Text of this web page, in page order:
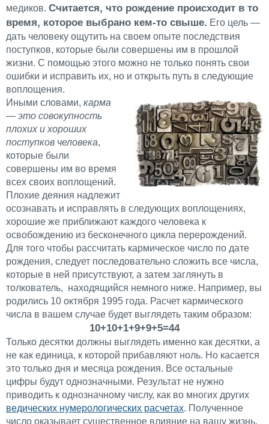
медиков. Считается, что рождение происходит в то
время, которое выбрано кем-то свыше. Его цель —
дать человеку ощутить на своем опыте последствия
поступков, которые были совершены им в прошлой
жизни. С помощью этого можно не только понять свои
ошибки и исправить их, но и открыть путь в следующие
воплощения.
Иными словами, карма
— это совокупность
плохих и хороших
поступков человека,
которые были
совершены им во время
всех своих воплощений.
Плохие деяния надлежит
осознавать и исправлять в следующих воплощениях,
хорошие же приближают каждого человека к
освобождению из бесконечного цикла перерождений.
Для того чтобы рассчитать кармическое число по дате
рождения, следует последовательно сложить все числа,
которые в ней присутствуют, а затем заглянуть в
толкователь, находящийся немного ниже. Например, вы
родились 10 октября 1995 года. Расчет кармического
числа в вашем случае будет выглядеть таким образом:
10+10+1+9+9+5=44
Только десятки должны выглядеть именно как десятки, а
не как единица, к которой прибавляют ноль. Но касается
это только дня и месяца рождения. Все остальные
цифры будут однозначными. Результат не нужно
приводить к однозначному числу, как во многих других
ведических нумерологических расчетах. Полученное
число оказывает существенное влияние на вашу жизнь,